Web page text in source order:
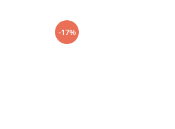
-17%